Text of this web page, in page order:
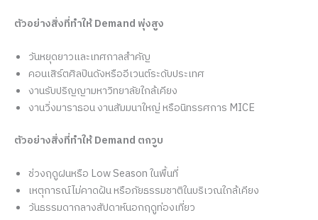
ตัวอย่างสิ่งที่ทำให้ Demand พุ่งสูง
วันหยุดยาวและเทศกาลสำคัญ
คอนเสิร์ตศิลปินดังหรืออีเวนต์ระดับประเทศ
งานรับปริญญามหาวิทยาลัยใกล้เคียง
งานวิ่งมาราธอน งานสัมมนาใหญ่ หรือนิทรรศการ MICE
ตัวอย่างสิ่งที่ทำให้ Demand ตกวูบ
ช่วงฤดูฝนหรือ Low Season ในพื้นที่
เหตุการณ์ไม่คาดฝัน หรือภัยธรรมชาติในบริเวณใกล้เคียง
วันธรรมดากลางสัปดาห์นอกฤดูท่องเที่ยว